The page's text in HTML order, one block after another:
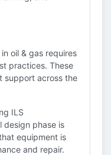
oil & gas requires
practices. These
support across the
ILS
design phase is
equipment is
and repair.